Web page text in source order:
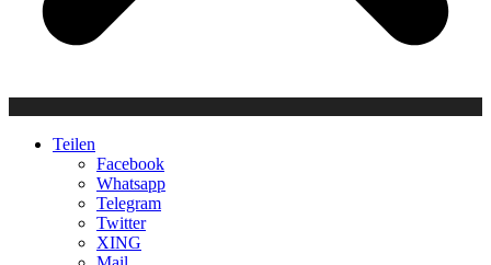
Teilen
Facebook
Whatsapp
Telegram
Twitter
XING